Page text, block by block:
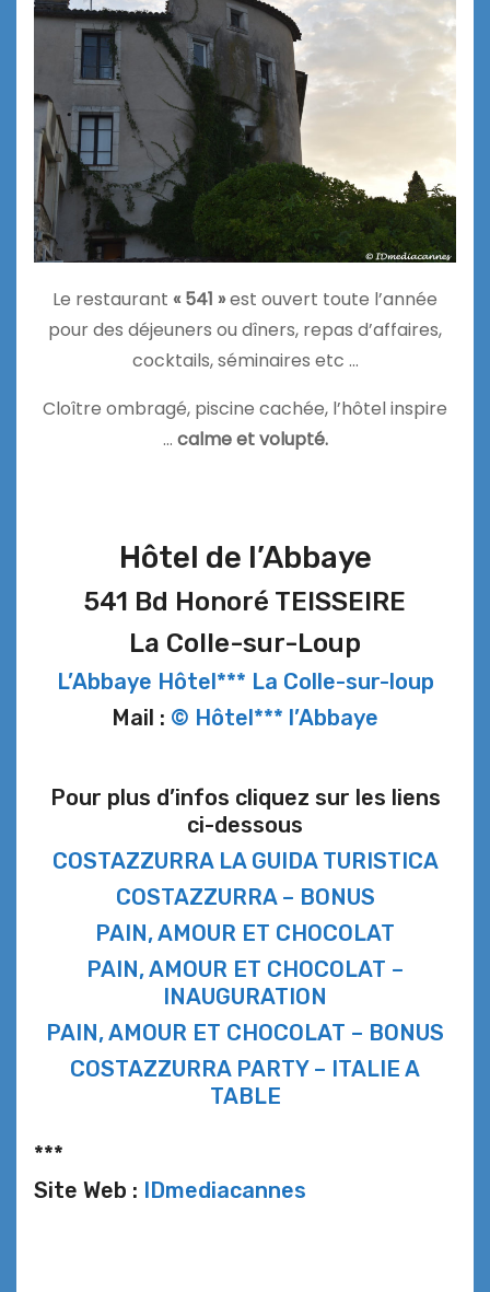
Le restaurant « 541 »est ouvert toute l’année
pour des déjeuners ou dîners, repas d’affaires,
cocktails, séminaires etc …
Cloître ombragé, piscine cachée, l’hôtel inspire
… calme et volupté.
Hôtel de l’Abbaye
541 Bd Honoré TEISSEIRE
La Colle-sur-Loup
L’Abbaye Hôtel*** La Colle-sur-loup
Mail : © Hôtel*** l’Abbaye
Pour plus d’infos cliquez sur les liens
ci-dessous
COSTAZZURRA LA GUIDA TURISTICA
COSTAZZURRA – BONUS
PAIN, AMOUR ET CHOCOLAT
PAIN, AMOUR ET CHOCOLAT –
INAUGURATION
PAIN, AMOUR ET CHOCOLAT – BONUS
COSTAZZURRA PARTY – ITALIE A
TABLE
***
Site Web : IDmediacannes